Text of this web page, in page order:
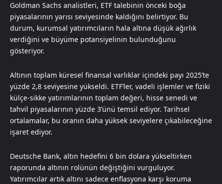
Goldman Sachs analistleri, ETF talebinin önceki boğa
piyasalarının yarısı seviyesinde kaldığını belirtiyor. Bu
durum, kurumsal yatırımcıların hala altına düşük ağırlık
verdiğini ve büyüme potansiyelinin bulunduğunu
gösteriyor.
Altının toplam küresel finansal varlıklar içindeki payı 2025’te
yüzde 2,8 seviyesine yükseldi. ETF’ler, vadeli işlemler ve fiziki
külçe-sikke yatırımlarının toplam değeri, hisse senedi ve
tahvil piyasalarının yüzde 3’ünü temsil ediyor. Tarihsel
ortalamalar, bu oranın daha yüksek seviyelere çıkabileceğine
işaret ediyor.
Deutsche Bank, altın hedefini 6 bin dolara yükseltirken
raporunda altının rolünün değiştiğini vurguluyor.
Yatırımcılar artık altını sadece enflasyona karşı koruma